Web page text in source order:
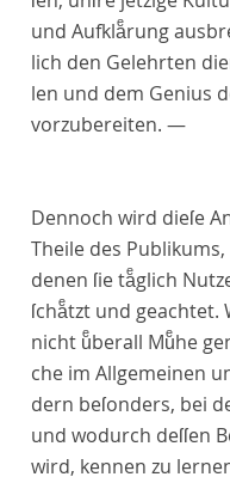
und Aufklaͤrung
lich den Gelehrten
len und dem Genius
vorzubereiten. —
Dennoch wird dieſe
Theile des Publikums,
denen ſie taͤglich
ſchaͤtzt und geachtet.
nicht uͤberall Muͤhe
che im Allgemeinen
dern beſonders, bei
und wodurch deſſen
wird, kennen zu